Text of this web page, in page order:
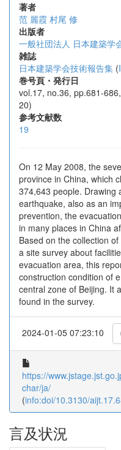
著者
范 麗霞 村尾 修
出版者
一般社団法人 日本建築学
雑誌
日本建築学会技術報告集 (
巻号頁・発行日
vol.17, no.36, pp.681-
20)
参考文献数
19
On 12 May 2008, the
province in China, which
374,643 people. Drawing
earthquake, also as an
prevention, the
in many places in China
Based on the collection
a site survey about
evacuation area, this
construction condition of
central zone of Beijing. It
found in the survey.
2024-01-05 07:23:10
https://
char/ja/
(info:doi/10.3130/
言及状況